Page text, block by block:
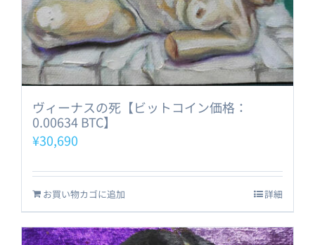
ヴィーナスの死【ビットコイン価格：
0.00634 BTC】
¥30,690
お買い物カゴに追加 詳細